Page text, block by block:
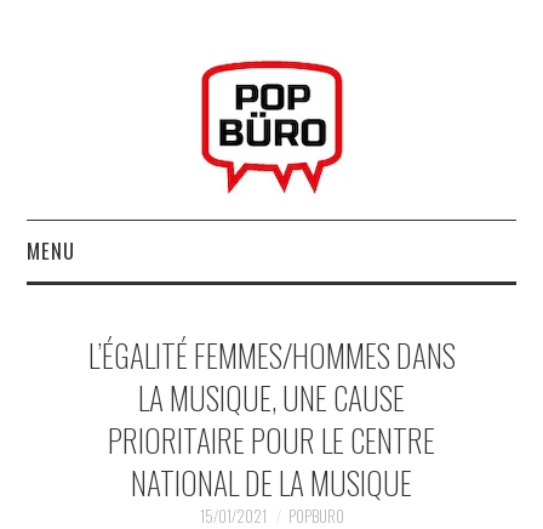
MENU
MUSIQUESACTUELLES.NET
GABBA GABBA HEY !
LES LABELS
L’ÉGALITÉ FEMMES/HOMMES DANS
LA MUSIQUE, UNE CAUSE
PRIORITAIRE POUR LE CENTRE
NATIONAL DE LA MUSIQUE
15/01/2021 POPBURO